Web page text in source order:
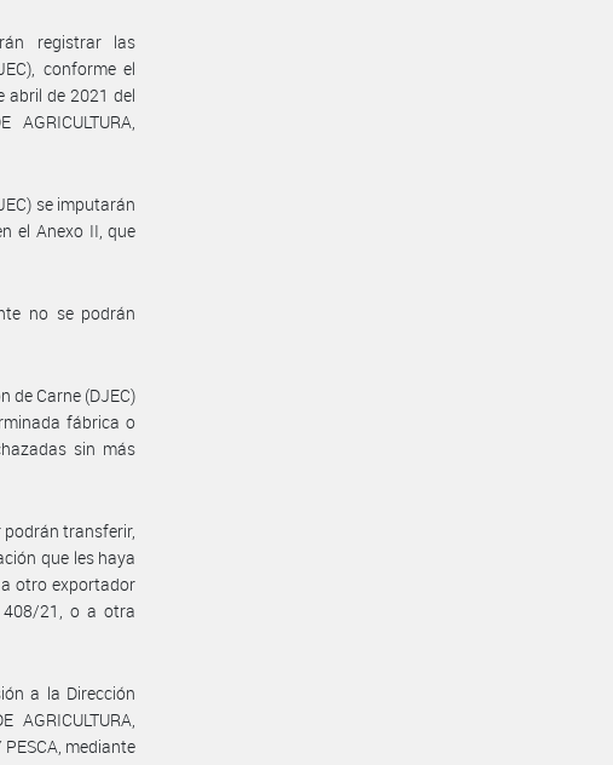
registrar las
conforme el
abril de 2021 del
AGRICULTURA,
se imputarán
el Anexo II, que
no se podrán
de Carne (DJEC)
fábrica o
sin más
podrán transferir,
que les haya
otro exportador
408/21, o a otra
a la Dirección
PESCA, mediante